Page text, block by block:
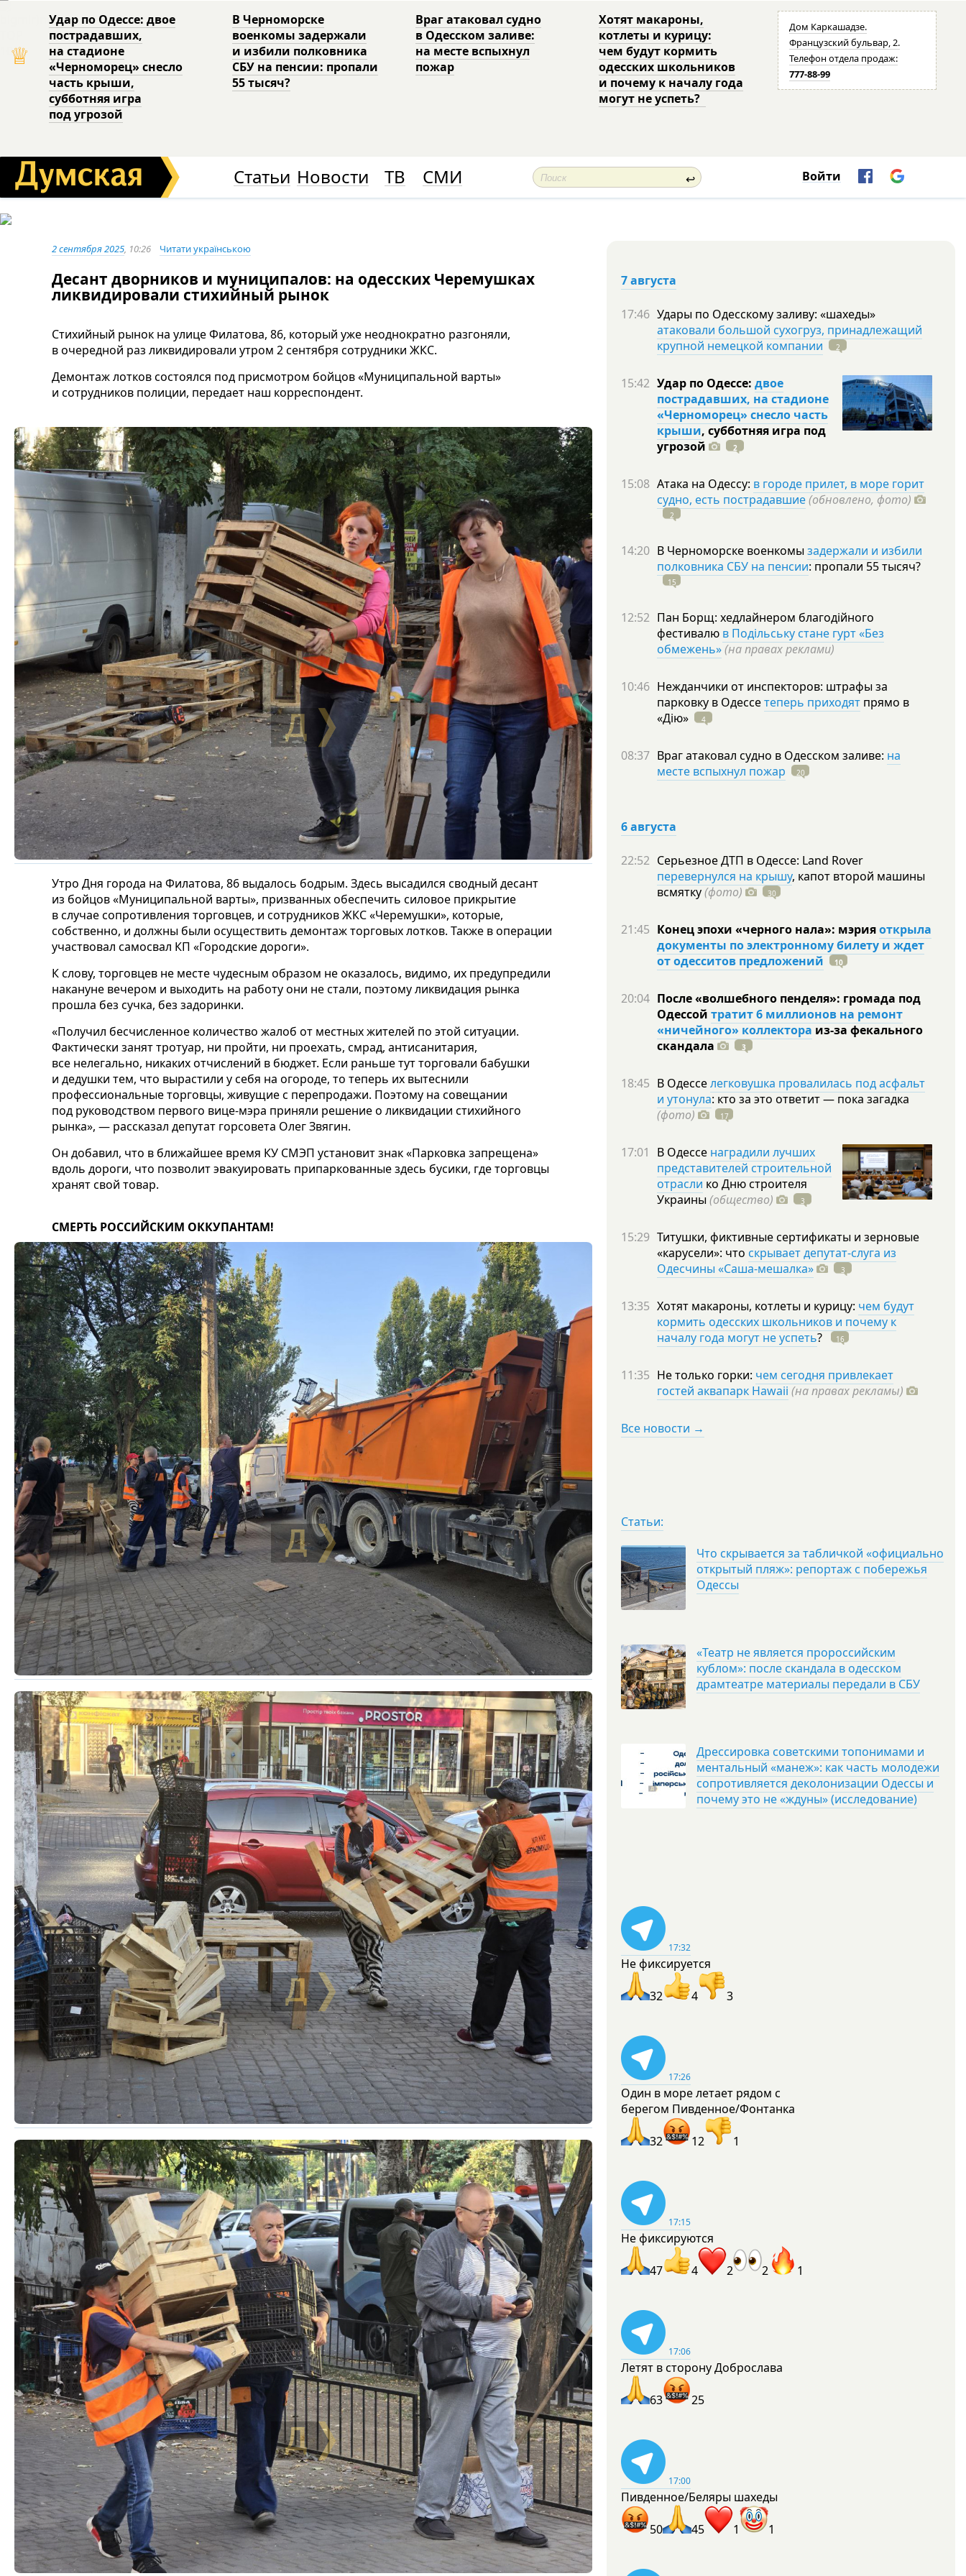
♕
Удар по Одессе: двое
пострадавших,
на стадионе
«Черноморец» снесло
часть крыши,
субботняя игра
под угрозой
В Черноморске
военкомы задержали
и избили полковника
СБУ на пенсии: пропали
55 тысяч?
Враг атаковал судно
в Одесском заливе:
на месте вспыхнул
пожар
Хотят макароны,
котлеты и курицу:
чем будут кормить
одесских школьников
и почему к началу года
могут не успеть?
Дом Каркашадзе.
Французский бульвар, 2.
Телефон отдела продаж:
777-88-99
Статьи Новости ТВ СМИ ↩ Войти
2 сентября 2025, 10:26 Читати українською
Десант дворников и муниципалов: на одесских Черемушках
ликвидировали стихийный рынок
Стихийный рынок на улице Филатова, 86, который уже неоднократно разгоняли,
в очередной раз ликвидировали утром 2 сентября сотрудники ЖКС.
Демонтаж лотков состоялся под присмотром бойцов «Муниципальной варты»
и сотрудников полиции, передает наш корреспондент.
Утро Дня города на Филатова, 86 выдалось бодрым. Здесь высадился сводный десант
из бойцов «Муниципальной варты», призванных обеспечить силовое прикрытие
в случае сопротивления торговцев, и сотрудников ЖКС «Черемушки», которые,
собственно, и должны были осуществить демонтаж торговых лотков. Также в операции
участвовал самосвал КП «Городские дороги».
К слову, торговцев не месте чудесным образом не оказалось, видимо, их предупредили
накануне вечером и выходить на работу они не стали, поэтому ликвидация рынка
прошла без сучка, без задоринки.
«Получил бесчисленное количество жалоб от местных жителей по этой ситуации.
Фактически занят тротуар, ни пройти, ни проехать, смрад, антисанитария,
все нелегально, никаких отчислений в бюджет. Если раньше тут торговали бабушки
и дедушки тем, что вырастили у себя на огороде, то теперь их вытеснили
профессиональные торговцы, живущие с перепродажи. Поэтому на совещании
под руководством первого вице-мэра приняли решение о ликвидации стихийного
рынка», — рассказал депутат горсовета Олег Звягин.
Он добавил, что в ближайшее время КУ СМЭП установит знак «Парковка запрещена»
вдоль дороги, что позволит эвакуировать припаркованные здесь бусики, где торговцы
хранят свой товар.
СМЕРТЬ РОССИЙСКИМ ОККУПАНТАМ!
7 августа
17:46 Удары по Одесскому заливу: «шахеды»
атаковали большой сухогруз, принадлежащий
крупной немецкой компании
2
15:42 Удар по Одессе: двое
пострадавших, на стадионе
«Черноморец» снесло часть
крыши, субботняя игра под
угрозой
2
15:08 Атака на Одессу: в городе прилет, в море горит
судно, есть пострадавшие(обновлено, фото)
2
14:20 В Черноморске военкомы задержали и избили
полковника СБУ на пенсии: пропали 55тысяч?
15
12:52 Пан Борщ: хедлайнером благодійного
фестивалю в Подільську стане гурт «Без
обмежень»(на правах реклами)
10:46 Нежданчики от инспекторов: штрафы за
парковку в Одессетеперь приходят прямо в
«Дію»
4
08:37 Враг атаковал судно в Одесском заливе: на
месте вспыхнул пожар
20
6 августа
22:52 Серьезное ДТП в Одессе: Land Rover
перевернулся на крышу, капот второй машины
всмятку(фото) 30
21:45 Конец эпохи «черного нала»: мэрияоткрыла
документы по электронному билету и ждет
от одесситов предложений
10
20:04 После «волшебного пенделя»: громада под
Одессой тратит 6 миллионов на ремонт
«ничейного» коллектора из-за фекального
скандала
3
18:45 В Одесселегковушка провалилась под асфальт
и утонула: кто за это ответит — пока загадка
(фото)
17
17:01 В Одессе наградили лучших
представителей строительной
отрасли ко Дню строителя
Украины (общество) 3
15:29 Титушки, фиктивные сертификаты и зерновые
«карусели»: что скрывает депутат-слуга из
Одесчины «Саша-мешалка»
3
13:35 Хотят макароны, котлеты и курицу: чем будут
кормить одесских школьников и почему к
началу года могут не успеть? 16
11:35 Не только горки: чем сегодня привлекает
гостей аквапарк Hawaii (на правах рекламы)
Все новости →
Статьи:
Что скрывается за табличкой «официально
открытый пляж»: репортаж с побережья
Одессы
«Театр не является пророссийским
кублом»: после скандала в одесском
драмтеатре материалы передали в СБУ
Дрессировка советскими топонимами и
ментальный «манеж»: как часть молодежи
сопротивляется деколонизации Одессы и
почему это не «ждуны» (исследование)
17:32
Не фиксируется
32 4 3
17:26
Один в море летает рядом с
берегом Пивденное/Фонтанка
32 12 1
17:15
Не фиксируются
47 4 2 2 1
17:06
Летят в сторону Доброслава
63 25
17:00
Пивденное/Беляры шахеды
50 45 1 1